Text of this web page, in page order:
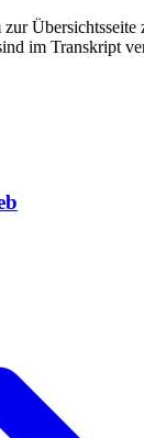
Übersichtsseite
im Transkript